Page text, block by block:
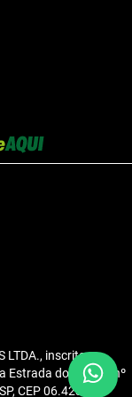
LTDA., inscrita no
Estrada dos Alpes, nº
CEP 06.423-080